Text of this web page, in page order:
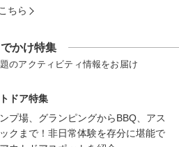
ちら
かけ特集
のアクティビティ情報をお届け
ドア特集
プ場、グランピングからBBQ、アス
クまで！非日常体験を存分に堪能で